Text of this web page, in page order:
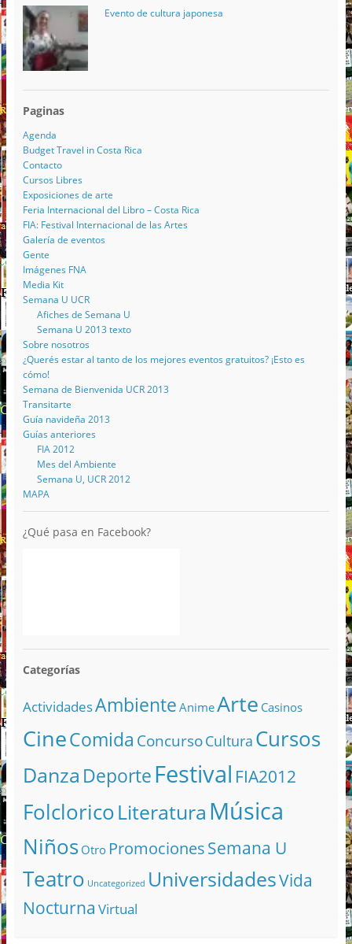
Evento de cultura japonesa
Paginas
Agenda
Budget Travel in Costa Rica
Contacto
Cursos Libres
Exposiciones de arte
Feria Internacional del Libro – Costa Rica
FIA: Festival Internacional de las Artes
Galería de eventos
Gente
Imágenes FNA
Media Kit
Semana U UCR
Afiches de Semana U
Semana U 2013 texto
Sobre nosotros
¿Querés estar al tanto de los mejores eventos gratuitos? ¡Esto es
cómo!
Semana de Bienvenida UCR 2013
Transitarte
Guía navideña 2013
Guías anteriores
FIA 2012
Mes del Ambiente
Semana U, UCR 2012
MAPA
¿Qué pasa en Facebook?
Categorías
ActividadesAmbiente AnimeArte Casinos
CineComida ConcursoCultura Cursos
Danza DeporteFestival FIA2012
FolcloricoLiteratura Música
Niños Otro PromocionesSemana U
Teatro Uncategorized UniversidadesVida
Nocturna Virtual